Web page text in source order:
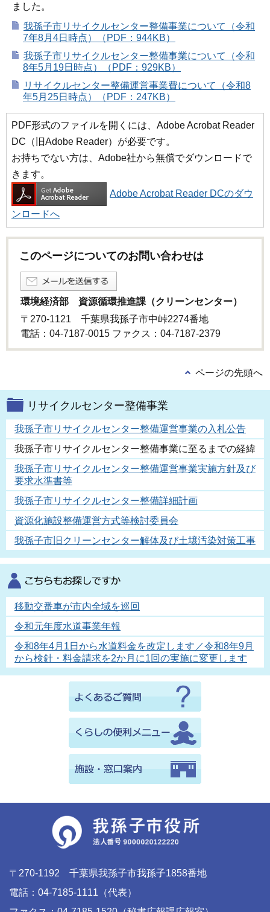
ました。
我孫子市リサイクルセンター整備事業について（令和
7年8月4日時点）（PDF：944KB）
我孫子市リサイクルセンター整備事業について（令和
8年5月19日時点）（PDF：929KB）
リサイクルセンター整備運営事業費について（令和8
年5月25日時点）（PDF：247KB）
PDF形式のファイルを開くには、Adobe Acrobat Reader
DC（旧Adobe Reader）が必要です。
お持ちでない方は、Adobe社から無償でダウンロードで
きます。
Adobe Acrobat Reader DCのダウ
ンロードへ
このページについてのお問い合わせは
環境経済部 資源循環推進課（クリーンセンター）
〒270-1121 千葉県我孫子市中峠2274番地
電話：04-7187-0015 ファクス：04-7187-2379
ページの先頭へ
リサイクルセンター整備事業
我孫子市リサイクルセンター整備運営事業の入札公告
我孫子市リサイクルセンター整備事業に至るまでの経緯
我孫子市リサイクルセンター整備運営事業実施方針及び
要求水準書等
我孫子市リサイクルセンター整備詳細計画
資源化施設整備運営方式等検討委員会
我孫子市旧クリーンセンター解体及び土壌汚染対策工事
移動交番車が市内全域を巡回
令和元年度水道事業年報
令和8年4月1日から水道料金を改定します／令和8年9月
から検針・料金請求を2か月に1回の実施に変更します
〒270-1192 千葉県我孫子市我孫子1858番地
電話：04-7185-1111（代表）